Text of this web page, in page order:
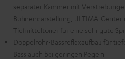
separater Kammer mit
Bühnendarstellung, ULTIMA-
Tiefmitteltöner für eine sehr gute
Doppelrohr-Bassreflexaufbau für
Bass auch bei geringen Pegeln